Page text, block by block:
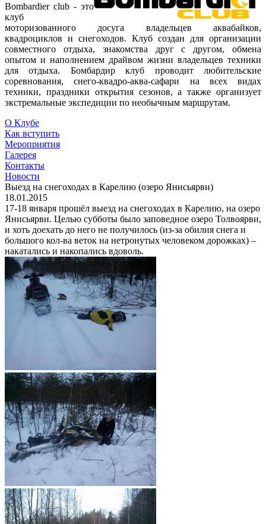
Bombardier club - это
клуб
моторизованного досуга владельцев аквабайков,
квадроциклов и снегоходов. Клуб создан для организации
совместного отдыха, знакомства друг с другом, обмена
опытом и наполнением драйвом жизни владельцев техники
для отдыха. Бомбардир клуб проводит любительские
соревнования, снего-квадро-аква-сафари на всех видах
техники, праздники открытия сезонов, а также организует
экстремальные экспедиции по необычным маршрутам.
О Клубе
Как вступить
Мероприятия
Галерея
Контакты
Новости
Выезд на снегоходах в Карелию (озеро Янисьярви)
18.01.2015
17-18 января прошёл выезд на снегоходах в Карелию, на озеро
Янисьярви. Целью субботы было заповедное озеро Толвоярви,
и хоть доехать до него не получилось (из-за обилия снега и
большого кол-ва веток на нетронутых человеком дорожках) –
накатались и накопались вдоволь.